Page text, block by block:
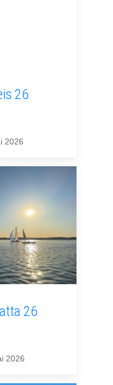
26
2026
26
2026